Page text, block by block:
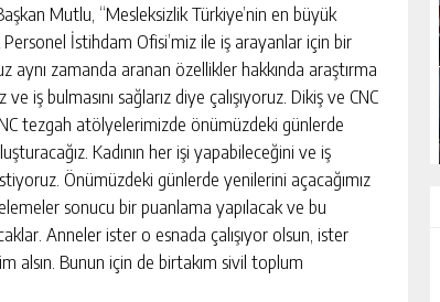
Mutlu, “Mesleksizlik Türkiye’nin en büyük
İstihdam Ofisi’miz ile iş arayanlar için bir
zamanda aranan özellikler hakkında araştırma
iş bulmasını sağlarız diye çalışıyoruz. Dikiş ve CNC
tezgah atölyelerimizde önümüzdeki günlerde
Kadının her işi yapabileceğini ve iş
Önümüzdeki günlerde yenilerini açacağımız
sonucu bir puanlama yapılacak ve bu
Anneler ister o esnada çalışıyor olsun, ister
alsın. Bunun için de birtakım sivil toplum